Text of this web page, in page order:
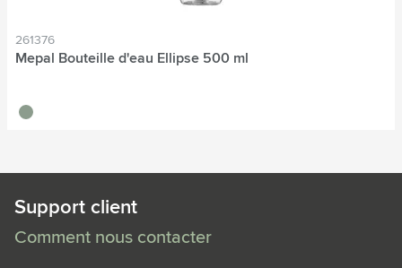
261376
Mepal Bouteille d'eau Ellipse 500 ml
vert tilleul
Support client
Comment nous contacter